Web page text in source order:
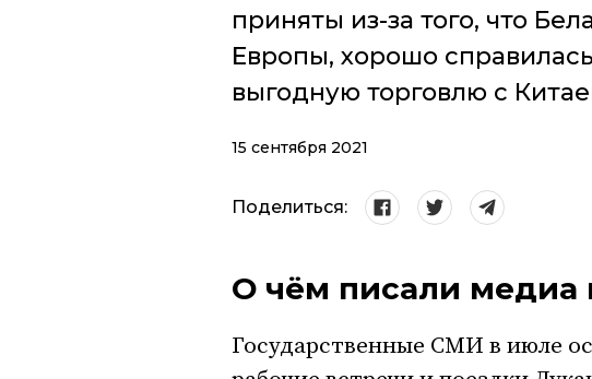
приняты из-за того, что
Европы, хорошо
выгодную торговлю с
15 сентября 2021
Поделиться:
О чём писали медиа
Государственные СМИ в июле